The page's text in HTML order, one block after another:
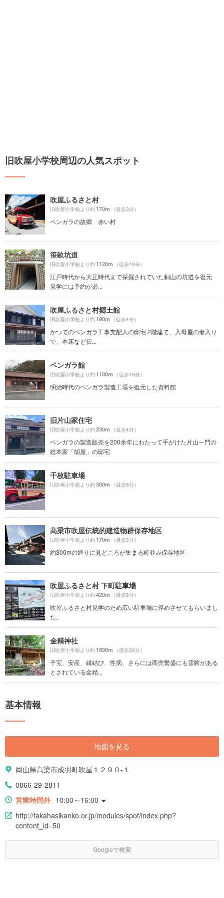
旧吹屋小学校周辺の人気スポット
吹屋ふるさと村
旧吹屋小学校より約170m （徒歩3分）
ベンガラの故郷 赤い村
笹畝坑道
旧吹屋小学校より約1120m （徒歩19分）
江戸時代から大正時代まで採掘されていた銅山の坑道を復元
見学には予約が必...
吹屋ふるさと村郷土館
旧吹屋小学校より約190m （徒歩4分）
かつてのベンガラ工事支配人の邸宅 2階建て、入母屋の妻入り
で、本床など伝...
ベンガラ館
旧吹屋小学校より約1100m （徒歩19分）
明治時代のベンガラ製造工場を復元した資料館
旧片山家住宅
旧吹屋小学校より約230m （徒歩4分）
ベンガラの製造販売を200余年にわたって手がけた片山一門の
総本家「胡屋」の邸宅
千枚駐車場
旧吹屋小学校より約300m （徒歩6分）
高梁市吹屋伝統的建造物群保存地区
旧吹屋小学校より約170m （徒歩3分）
約300mの通りに見どころが集まる町並み保存地区
吹屋ふるさと村 下町駐車場
旧吹屋小学校より約420m （徒歩8分）
吹屋ふるさと村見学のため広い駐車場に停めさせてもらいまし
た。
金精神社
旧吹屋小学校より約1890m （徒歩32分）
子宝、安産、縁結び、性病、さらには商売繁盛にも霊験がある
とされている金精...
基本情報
地図を見る
岡山県高梁市成羽町吹屋１２９０-１
0866-29-2811
営業時間外 10:00～16:00
http://takahasikanko.or.jp/modules/spot/index.php?
content_id=50
Googleで検索